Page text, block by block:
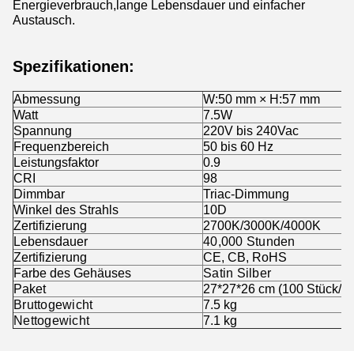
Energieverbrauch,lange Lebensdauer und einfacher
Austausch.
Spezifikationen:
Abmessung
W:50 mm × H:57 mm
Watt
7.5W
Spannung
220V bis 240Vac
Frequenzbereich
50 bis 60 Hz
Leistungsfaktor
0.9
CRI
98
Dimmbar
Triac-Dimmung
Winkel des Strahls
10D
Zertifizierung
2700K/3000K/4000K
Lebensdauer
40,000 Stunden
Zertifizierung
CE, CB, RoHS
Farbe des Gehäuses
Satin Silber
Paket
27*27*26 cm (100 Stück/
Bruttogewicht
7.5 kg
Nettogewicht
7.1 kg